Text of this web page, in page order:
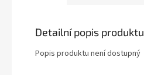
Detailní popis produktu
Popis produktu není dostupný